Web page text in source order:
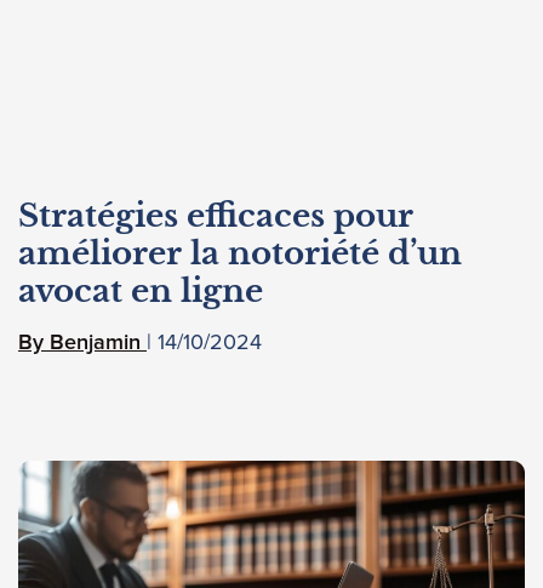
Stratégies efficaces pour
améliorer la notoriété d’un
avocat en ligne
Benjamin 14/10/2024